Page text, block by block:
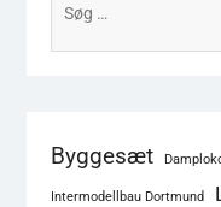
efter:
Byggesæt
Intermodellbau Dortmund